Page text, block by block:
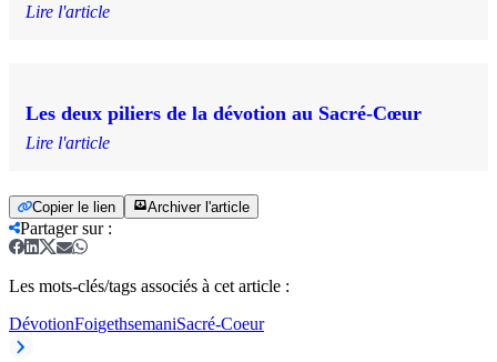
Lire l'article
Les deux piliers de la dévotion au Sacré-Cœur
Lire l'article
Copier le lien Archiver l'article
Partager sur:
Les mots-clés/tags associés à cet article :
DévotionFoigethsemaniSacré-Coeur